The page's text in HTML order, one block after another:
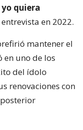
quiera
en 2022.
mantener el
en uno de los
del ídolo
renovaciones con
posterior